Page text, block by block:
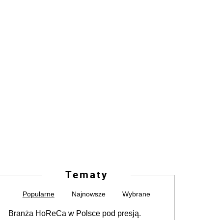
Tematy
Popularne Najnowsze Wybrane
Branża HoReCa w Polsce pod presją.